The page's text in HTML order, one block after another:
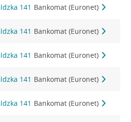
141 Bankomat (Euronet)
141 Bankomat (Euronet)
141 Bankomat (Euronet)
141 Bankomat (Euronet)
141 Bankomat (Euronet)